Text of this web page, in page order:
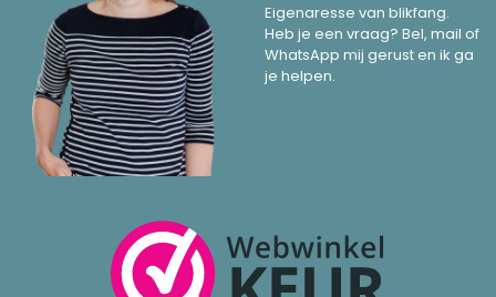
Eigenaresse van blikfang.
Heb je een vraag? Bel, mail of
WhatsApp mij gerust en ik ga
je helpen.